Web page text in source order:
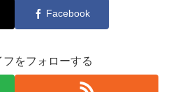
Facebook
をフォローする